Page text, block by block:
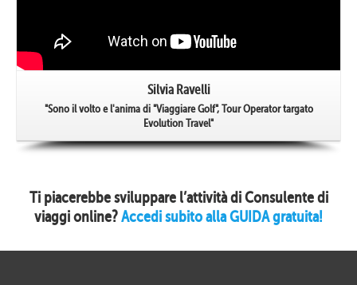
Silvia Ravelli
"Sono il volto e l'anima di "Viaggiare Golf", Tour Operator targato
Evolution Travel"
Ti piacerebbe sviluppare l’attività di Consulente di
viaggi online?Accedi subito alla GUIDA gratuita!